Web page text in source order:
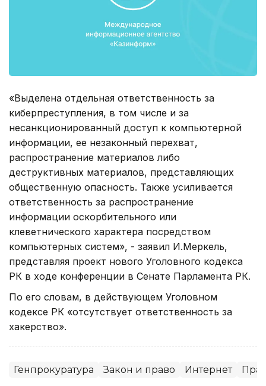
«Выделена отдельная ответственность за
киберпреступления, в том числе и за
несанкционированный доступ к компьютерной
информации, ее незаконный перехват,
распространение материалов либо
деструктивных материалов, представляющих
общественную опасность. Также усиливается
ответственность за распространение
информации оскорбительного или
клеветнического характера посредством
компьютерных систем», - заявил И.Меркель,
представляя проект нового Уголовного кодекса
РК в ходе конференции в Сенате Парламента РК.
По его словам, в действующем Уголовном
кодексе РК «отсутствует ответственность за
хакерство».
Генпрокуратура Закон и право Интернет